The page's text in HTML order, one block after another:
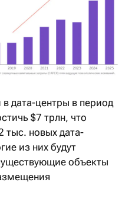
дата-центры в период
$7 трлн, что
тыс. новых дата-
из них будут
объекты